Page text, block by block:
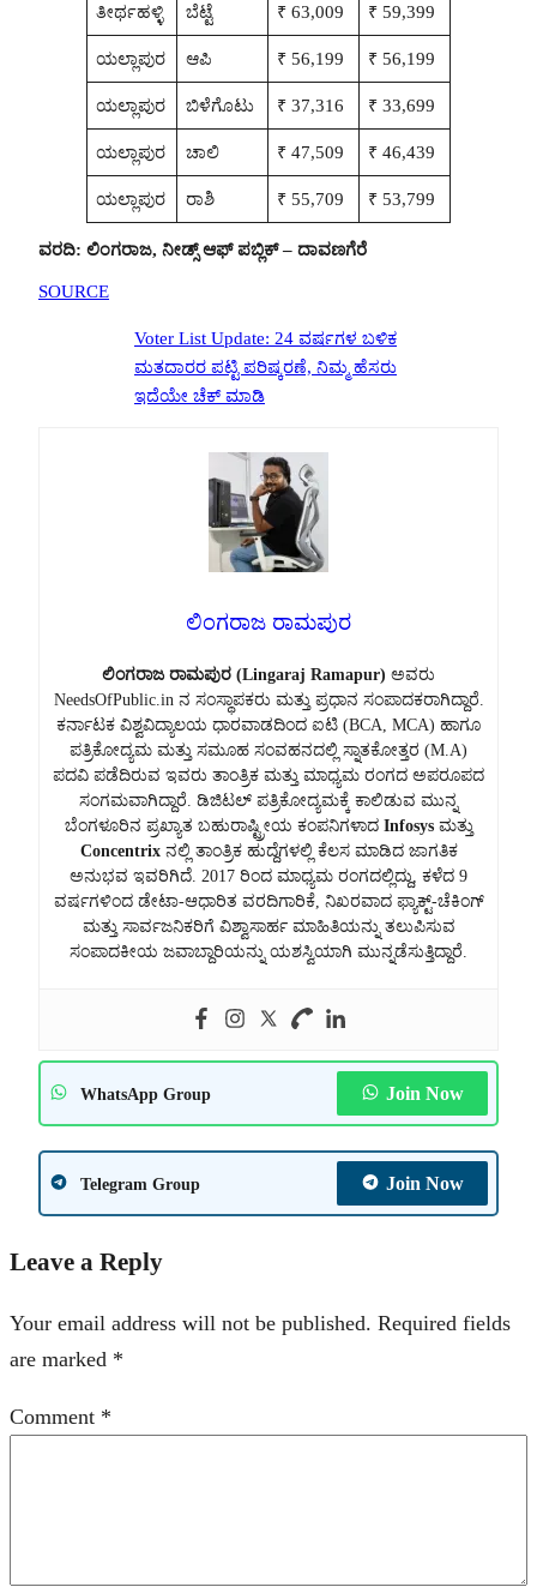
ತೀರ್ಥಹಳ್ಳಿ ಬೆಟ್ಟೆ ₹ 63,009 ₹ 59,399
ಯಲ್ಲಾಪುರ ಆಪಿ ₹ 56,199 ₹ 56,199
ಯಲ್ಲಾಪುರ ಬಿಳೆಗೊಟು ₹ 37,316 ₹ 33,699
ಯಲ್ಲಾಪುರ ಚಾಲಿ ₹ 47,509 ₹ 46,439
ಯಲ್ಲಾಪುರ ರಾಶಿ ₹ 55,709 ₹ 53,799
ವರದಿ: ಲಿಂಗರಾಜ, ನೀಡ್ಸ್ ಆಫ್ ಪಬ್ಲಿಕ್ – ದಾವಣಗೆರೆ
SOURCE
Voter List Update: 24 ವರ್ಷಗಳ ಬಳಿಕ
ಮತದಾರರ ಪಟ್ಟಿ ಪರಿಷ್ಕರಣೆ, ನಿಮ್ಮ ಹೆಸರು
ಇದೆಯೇ ಚೆಕ್ ಮಾಡಿ
ಲಿಂಗರಾಜ ರಾಮಪುರ
ಲಿಂಗರಾಜ ರಾಮಪುರ (Lingaraj Ramapur) ಅವರು
NeedsOfPublic.in ನ ಸಂಸ್ಥಾಪಕರು ಮತ್ತು ಪ್ರಧಾನ ಸಂಪಾದಕರಾಗಿದ್ದಾರೆ.
ಕರ್ನಾಟಕ ವಿಶ್ವವಿದ್ಯಾಲಯ ಧಾರವಾಡದಿಂದ ಐಟಿ (BCA, MCA) ಹಾಗೂ
ಪತ್ರಿಕೋದ್ಯಮ ಮತ್ತು ಸಮೂಹ ಸಂವಹನದಲ್ಲಿ ಸ್ನಾತಕೋತ್ತರ (M.A)
ಪದವಿ ಪಡೆದಿರುವ ಇವರು ತಾಂತ್ರಿಕ ಮತ್ತು ಮಾಧ್ಯಮ ರಂಗದ ಅಪರೂಪದ
ಸಂಗಮವಾಗಿದ್ದಾರೆ. ಡಿಜಿಟಲ್ ಪತ್ರಿಕೋದ್ಯಮಕ್ಕೆ ಕಾಲಿಡುವ ಮುನ್ನ
ಬೆಂಗಳೂರಿನ ಪ್ರಖ್ಯಾತ ಬಹುರಾಷ್ಟ್ರೀಯ ಕಂಪನಿಗಳಾದ Infosysಮತ್ತು
Concentrixನಲ್ಲಿ ತಾಂತ್ರಿಕ ಹುದ್ದೆಗಳಲ್ಲಿ ಕೆಲಸ ಮಾಡಿದ ಜಾಗತಿಕ
ಅನುಭವ ಇವರಿಗಿದೆ. 2017 ರಿಂದ ಮಾಧ್ಯಮ ರಂಗದಲ್ಲಿದ್ದು, ಕಳೆದ 9
ವರ್ಷಗಳಿಂದ ಡೇಟಾ-ಆಧಾರಿತ ವರದಿಗಾರಿಕೆ, ನಿಖರವಾದ ಫ್ಯಾಕ್ಟ್-ಚೆಕಿಂಗ್
ಮತ್ತು ಸಾರ್ವಜನಿಕರಿಗೆ ವಿಶ್ವಾಸಾರ್ಹ ಮಾಹಿತಿಯನ್ನು ತಲುಪಿಸುವ
ಸಂಪಾದಕೀಯ ಜವಾಬ್ದಾರಿಯನ್ನು ಯಶಸ್ವಿಯಾಗಿ ಮುನ್ನಡೆಸುತ್ತಿದ್ದಾರೆ.
WhatsApp Group Join Now
Telegram Group Join Now
Leave a Reply
Your email address will not be published. Required fields
are marked *
Comment *